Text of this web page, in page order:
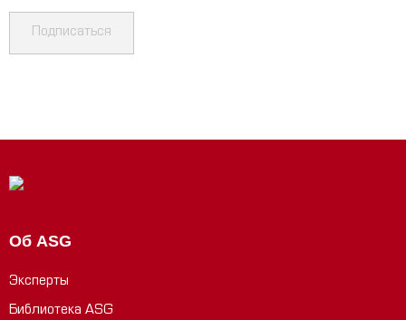
Подписаться
Об ASG
Эксперты
Библиотека ASG